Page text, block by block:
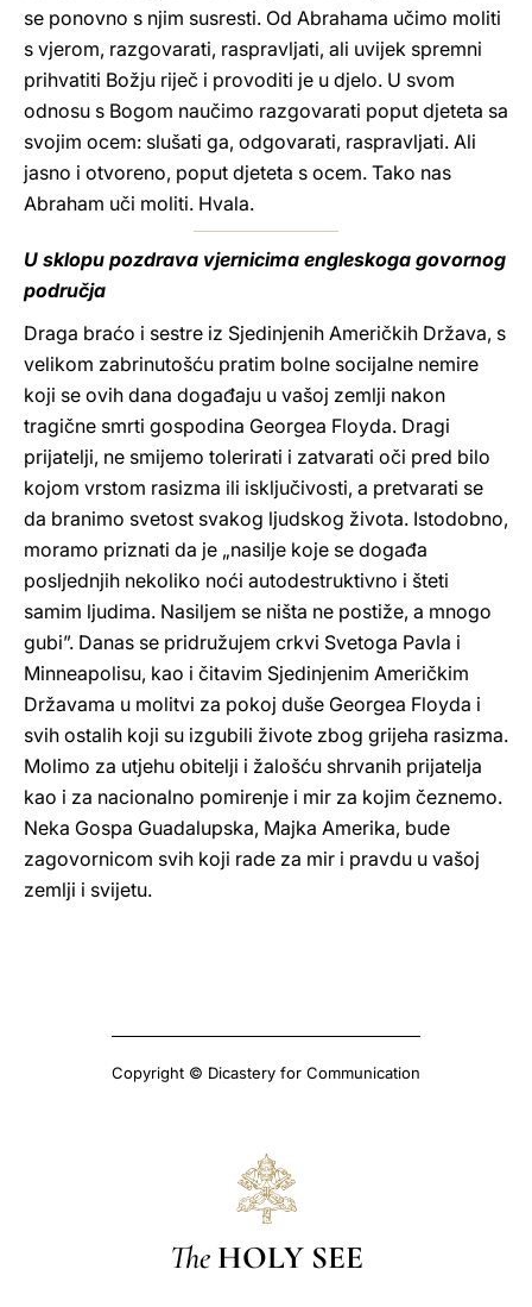
se ponovno s njim susresti. Od Abrahama učimo moliti
s vjerom, razgovarati, raspravljati, ali uvijek spremni
prihvatiti Božju riječ i provoditi je u djelo. U svom
odnosu s Bogom naučimo razgovarati poput djeteta sa
svojim ocem: slušati ga, odgovarati, raspravljati. Ali
jasno i otvoreno, poput djeteta s ocem. Tako nas
Abraham uči moliti. Hvala.
U sklopu pozdrava vjernicima engleskoga govornog
područja
Draga braćo i sestre iz Sjedinjenih Američkih Država, s
velikom zabrinutošću pratim bolne socijalne nemire
koji se ovih dana događaju u vašoj zemlji nakon
tragične smrti gospodina Georgea Floyda. Dragi
prijatelji, ne smijemo tolerirati i zatvarati oči pred bilo
kojom vrstom rasizma ili isključivosti, a pretvarati se
da branimo svetost svakog ljudskog života. Istodobno,
moramo priznati da je „nasilje koje se događa
posljednjih nekoliko noći autodestruktivno i šteti
samim ljudima. Nasiljem se ništa ne postiže, a mnogo
gubi”. Danas se pridružujem crkvi Svetoga Pavla i
Minneapolisu, kao i čitavim Sjedinjenim Američkim
Državama u molitvi za pokoj duše Georgea Floyda i
svih ostalih koji su izgubili živote zbog grijeha rasizma.
Molimo za utjehu obitelji i žalošću shrvanih prijatelja
kao i za nacionalno pomirenje i mir za kojim čeznemo.
Neka Gospa Guadalupska, Majka Amerika, bude
zagovornicom svih koji rade za mir i pravdu u vašoj
zemlji i svijetu.
Copyright © Dicastery for Communication
The HOLY SEE